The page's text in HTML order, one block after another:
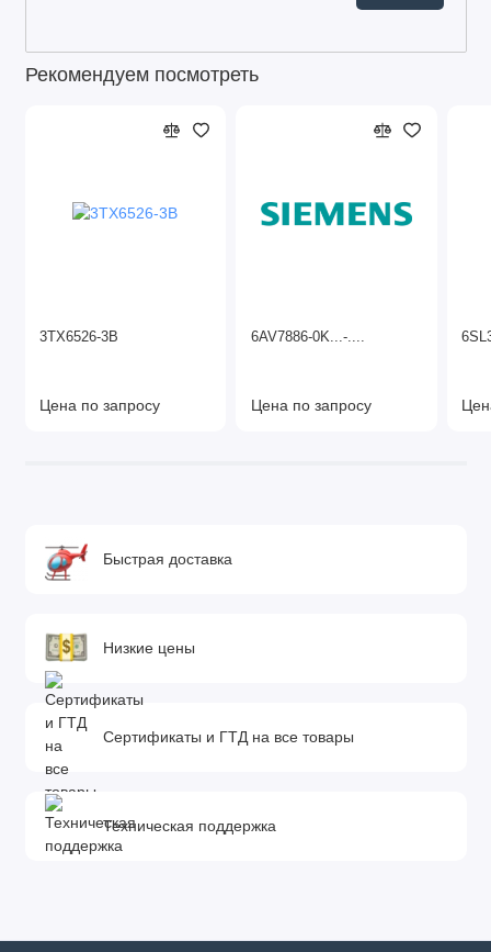
Рекомендуем посмотреть
3TX6526-3B
Цена по запросу
6AV7886-0K...-....
Цена по запросу
Быстрая доставка
Низкие цены
Сертификаты и ГТД на все товары
Техническая поддержка